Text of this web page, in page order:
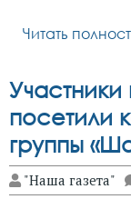
Читать
Участники
посетили
группы
"Наша газета"